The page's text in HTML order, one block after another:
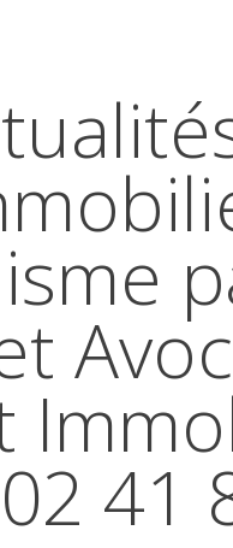
41